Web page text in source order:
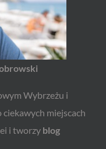
Wybrzeżu i
miejscach
i tworzy blog